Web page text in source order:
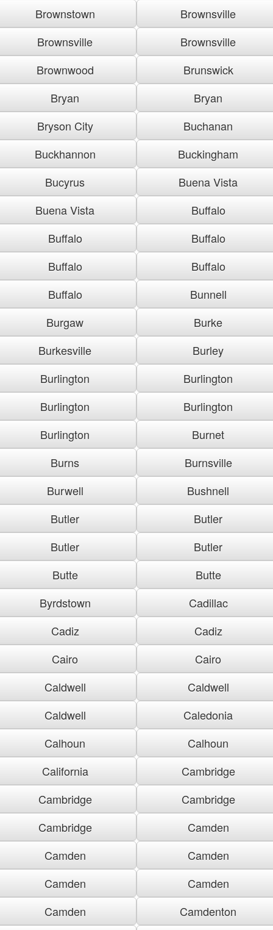
Brownstown
Brownsville
Brownsville
Brownsville
Brownwood
Brunswick
Bryan
Bryan
Bryson City
Buchanan
Buckhannon
Buckingham
Bucyrus
Buena Vista
Buena Vista
Buffalo
Buffalo
Buffalo
Buffalo
Buffalo
Buffalo
Bunnell
Burgaw
Burke
Burkesville
Burley
Burlington
Burlington
Burlington
Burlington
Burlington
Burnet
Burns
Burnsville
Burwell
Bushnell
Butler
Butler
Butler
Butler
Butte
Butte
Byrdstown
Cadillac
Cadiz
Cadiz
Cairo
Cairo
Caldwell
Caldwell
Caldwell
Caledonia
Calhoun
Calhoun
California
Cambridge
Cambridge
Cambridge
Cambridge
Camden
Camden
Camden
Camden
Camden
Camden
Camdenton